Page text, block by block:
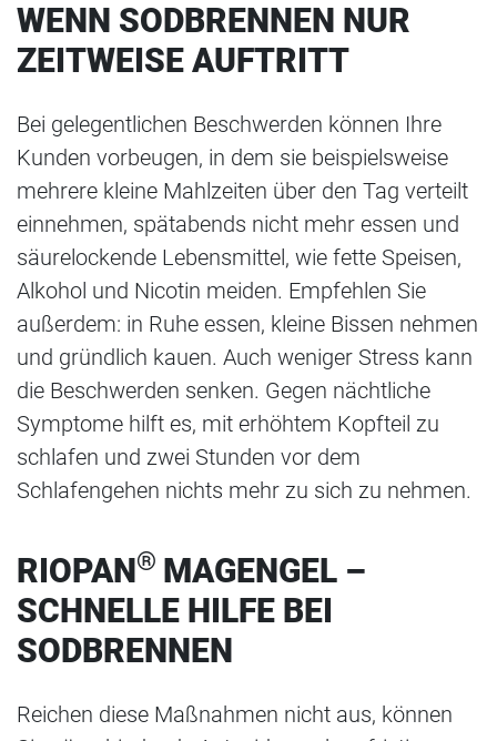
WENN SODBRENNEN NUR
ZEITWEISE AUFTRITT
Bei gelegentlichen Beschwerden können Ihre
Kunden vorbeugen, in dem sie beispielsweise
mehrere kleine Mahlzeiten über den Tag verteilt
einnehmen, spätabends nicht mehr essen und
säurelockende Lebensmittel, wie fette Speisen,
Alkohol und Nicotin meiden. Empfehlen Sie
außerdem: in Ruhe essen, kleine Bissen nehmen
und gründlich kauen. Auch weniger Stress kann
die Beschwerden senken. Gegen nächtliche
Symptome hilft es, mit erhöhtem Kopfteil zu
schlafen und zwei Stunden vor dem
Schlafengehen nichts mehr zu sich zu nehmen.
RIOPAN® MAGENGEL –
SCHNELLE HILFE BEI
SODBRENNEN
Reichen diese Maßnahmen nicht aus, können